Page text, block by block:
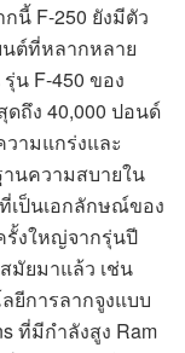
นี้ F-250 ยังมีตัว
นต์ที่หลากหลาย
น F-450 ของ
ดถึง 40,000 ปอนด์
วามแกร่งและ
านความสบายใน
เป็นเอกลักษณ์ของ
รั้งใหญ่จากรุ่นปี
มัยมาแล้ว เช่น
ยีการลากจูงแบบ
ที่มีกำลังสูง Ram